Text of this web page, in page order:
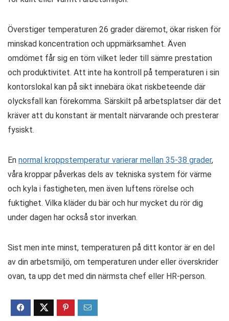
Överstiger temperaturen 26 grader däremot, ökar risken för
minskad koncentration och uppmärksamhet. Även
omdömet får sig en törn vilket leder till sämre prestation
och produktivitet. Att inte ha kontroll på temperaturen i sin
kontorslokal kan på sikt innebära ökat riskbeteende där
olycksfall kan förekomma. Särskilt på arbetsplatser där det
kräver att du konstant är mentalt närvarande och presterar
fysiskt.
En normal kroppstemperatur varierar mellan 35-38 grader,
våra kroppar påverkas dels av tekniska system för värme
och kyla i fastigheten, men även luftens rörelse och
fuktighet. Vilka kläder du bär och hur mycket du rör dig
under dagen har också stor inverkan.
Sist men inte minst, temperaturen på ditt kontor är en del
av din arbetsmiljö, om temperaturen under eller överskrider
ovan, ta upp det med din närmsta chef eller HR-person.